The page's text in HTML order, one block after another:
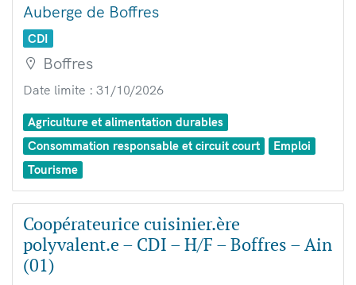
Auberge de Boffres
CDI
Boffres
Date limite : 31/10/2026
Agriculture et alimentation durables
Consommation responsable et circuit court
Emploi
Tourisme
Coopérateurice cuisinier.ère
polyvalent.e – CDI – H/F – Boffres – Ain
(01)